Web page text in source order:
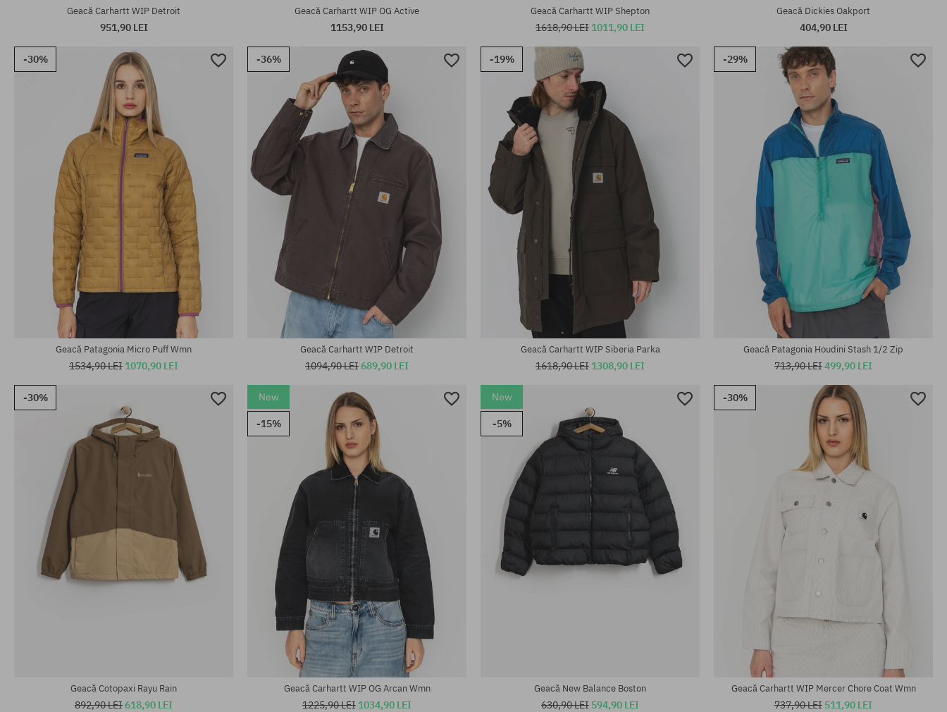
Mărimi existente:
S; M; L; XL; XXL
Geacă Carhartt WIP Detroit
951,90 LEI
Mărimi existente:
Geacă Carhartt WIP OG Active
1153,90 LEI
Mărimi existente:
Geacă Carhartt WIP Shepton
1618,90 LEI 1011,90 LEI
Mărimi existente:
Geacă Dickies Oakport
404,90 LEI
-30%
Geacă Patagonia Micro Puff Wmn
1534,90 LEI 1070,90 LEI
-36%
Mărimi existente:
Geacă Carhartt WIP Detroit
1094,90 LEI689,90 LEI
-19%
Geacă Carhartt WIP Siberia Parka
1618,90 LEI 1308,90 LEI
-29%
Mărimi existente:
M; L; XL
Geacă Patagonia Houdini Stash 1/2 Zip
713,90 LEI499,90 LEI
-30%
Geacă Cotopaxi Rayu Rain
892,90 LEI618,90 LEI
New
-15%
Geacă Carhartt WIP OG Arcan Wmn
1225,90 LEI 1034,90 LEI
New
-5%
Geacă New Balance Boston
630,90 LEI 594,90 LEI
-30%
Geacă Carhartt WIP Mercer Chore Coat Wmn
737,90 LEI 511,90 LEI